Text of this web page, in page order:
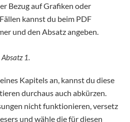
Bezug auf Grafiken oder
kannst du beim PDF
und den Absatz angeben.
1.
Kapitels an, kannst du diese
durchaus auch abkürzen.
nicht funktionieren, versetz
und wähle die für diesen